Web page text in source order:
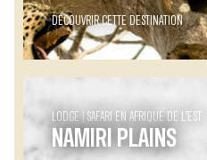
DÉCOUVRIR CETTE DESTINATION
LODGE SAFARI EN AFRIQUE DE L’EST
NAMIRI PLAINS